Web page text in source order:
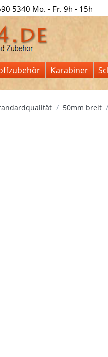
5340 Mo. - Fr. 9h - 15h
Karabiner
50mm breit